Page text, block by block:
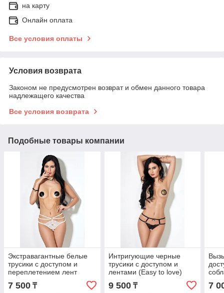
на карту
Онлайн оплата
Все условия оплаты
Условия возврата
Законом не предусмотрен возврат и обмен данного товара
надлежащего качества
Все условия возврата
Подобные товары компании
Экстравагантные белые
трусики с доступом и
переплетением лент
сзади (Easy to love)
7 500 ₸
Интригующие черные
трусики с доступом и
лентами (Easy to love)
9 500₸ 7